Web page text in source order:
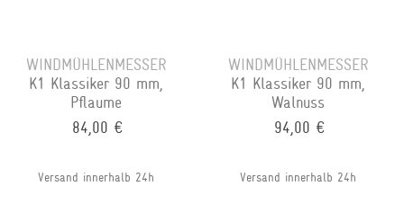
WINDMÜHLENMESSER
K1 Klassiker 90 mm,
Pflaume
84,00 €
Versand innerhalb 24h
WINDMÜHLENMESSER
K1 Klassiker 90 mm,
Walnuss
94,00 €
Versand innerhalb 24h